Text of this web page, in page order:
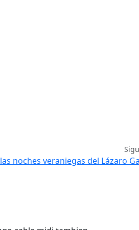
noches veraniegas del Lázaro